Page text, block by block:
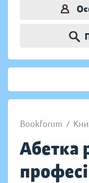
Bookforum /
Абетка